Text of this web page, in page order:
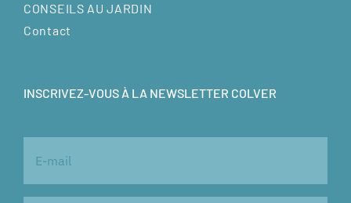
CONSEILS AU JARDIN
Contact
INSCRIVEZ-VOUS À LA NEWSLETTER COLVER